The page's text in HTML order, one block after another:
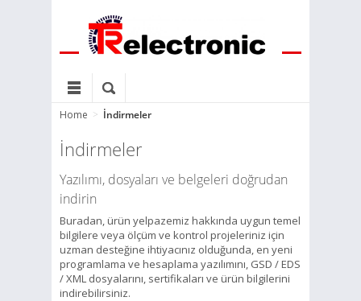
Home > İndirmeler
İndirmeler
Yazılımı, dosyaları ve belgeleri doğrudan
indirin
Buradan, ürün yelpazemiz hakkında uygun temel
bilgilere veya ölçüm ve kontrol projeleriniz için
uzman desteğine ihtiyacınız olduğunda, en yeni
programlama ve hesaplama yazılımını, GSD / EDS
/ XML dosyalarını, sertifikaları ve ürün bilgilerini
indirebilirsiniz.